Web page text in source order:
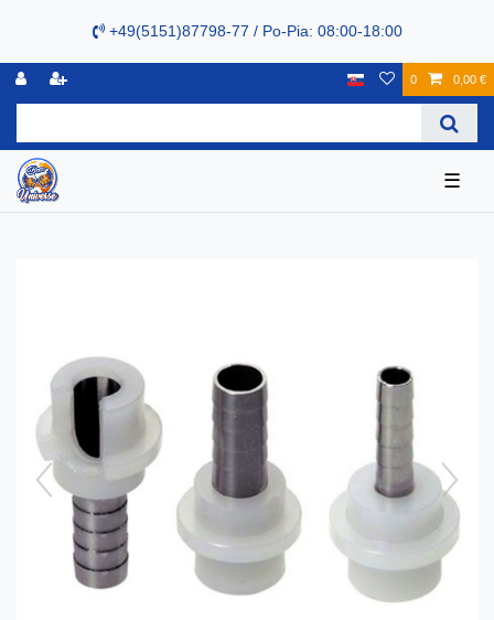
+49(5151)87798-77 / Po-Pia: 08:00-18:00
0 0,00 €
☰